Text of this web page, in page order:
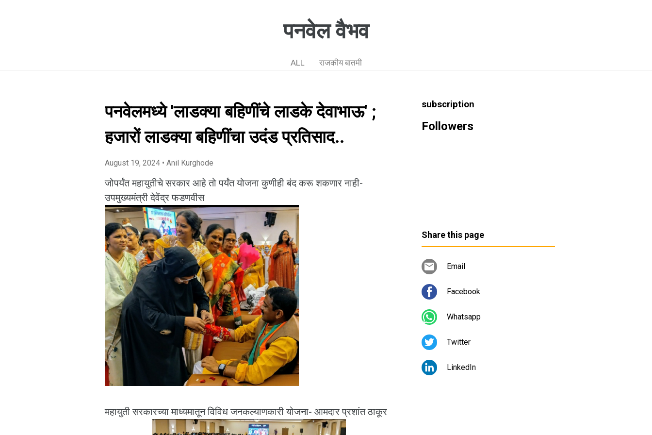
पनवेल वैभव
ALL राजकीय बातमी
पनवेलमध्ये 'लाडक्या बहिणींचे लाडके देवाभाऊ' ;
हजारों लाडक्या बहिणींचा उदंड प्रतिसाद..
August 19, 2024 • Anil Kurghode
जोपर्यंत महायुतीचे सरकार आहे तो पर्यंत योजना कुणीही बंद करू शकणार नाही-
उपमुख्यमंत्री देवेंद्र फडणवीस
महायुती सरकारच्या माध्यमातून विविध जनकल्याणकारी योजना- आमदार प्रशांत ठाकूर
subscription
Followers
Share this page
Email
Facebook
Whatsapp
Twitter
LinkedIn